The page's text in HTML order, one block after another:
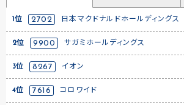
1位 2702 日本マクドナルドホールディングス
2位 9900 サガミホールディングス
3位 8267 イオン
4位 7616 コロワイド